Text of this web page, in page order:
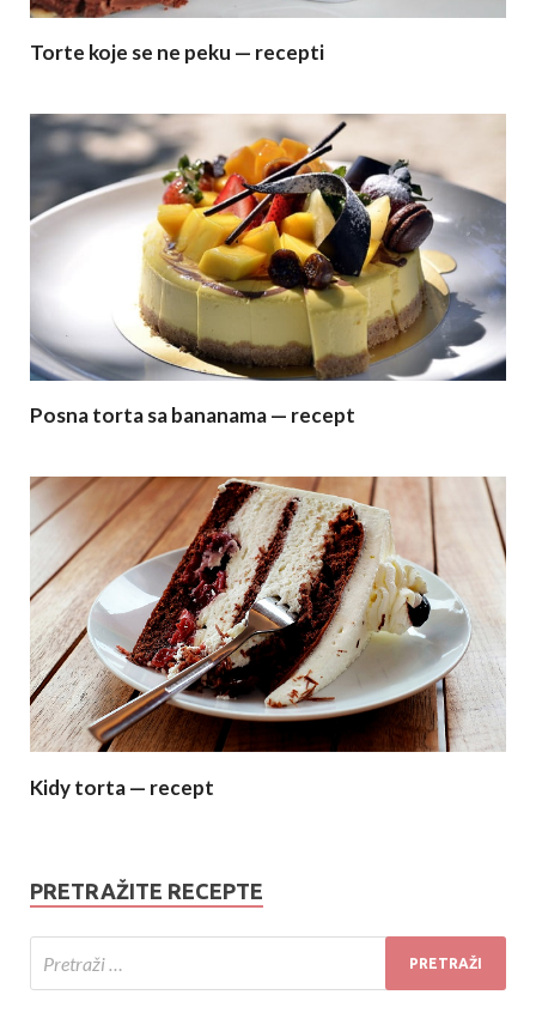
Torte koje se ne peku — recepti
Posna torta sa bananama — recept
Kidy torta — recept
PRETRAŽITE RECEPTE